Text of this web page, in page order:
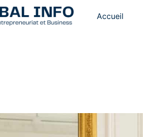
Accueil